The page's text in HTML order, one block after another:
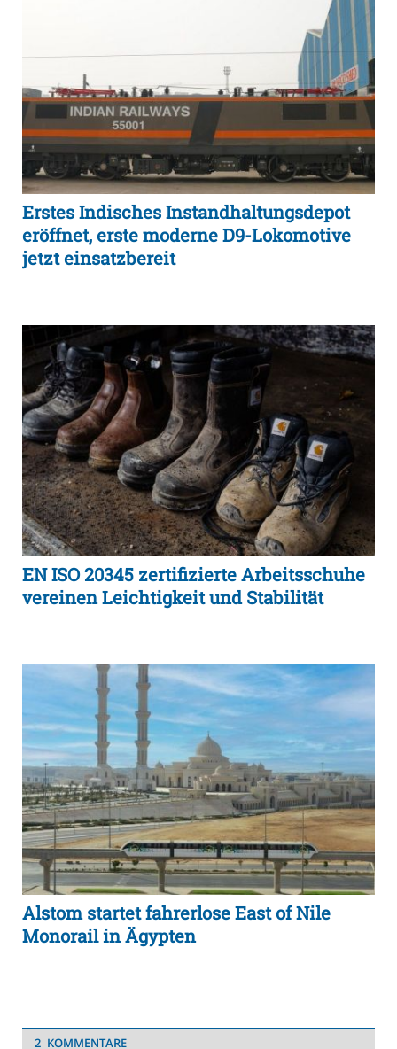
Erstes Indisches Instandhaltungsdepot
eröffnet, erste moderne D9-Lokomotive
jetzt einsatzbereit
EN ISO 20345 zertifizierte Arbeitsschuhe
vereinen Leichtigkeit und Stabilität
Alstom startet fahrerlose East of Nile
Monorail in Ägypten
2 KOMMENTARE